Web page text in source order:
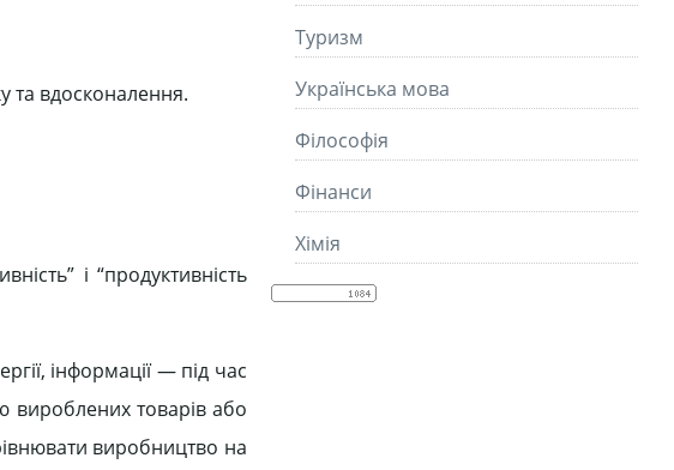
та вдосконалення.
і “продуктивність
інформації — під час
вироблених товарів або
виробництво на
Туризм
Українська мова
Філософія
Фінанси
Хімія